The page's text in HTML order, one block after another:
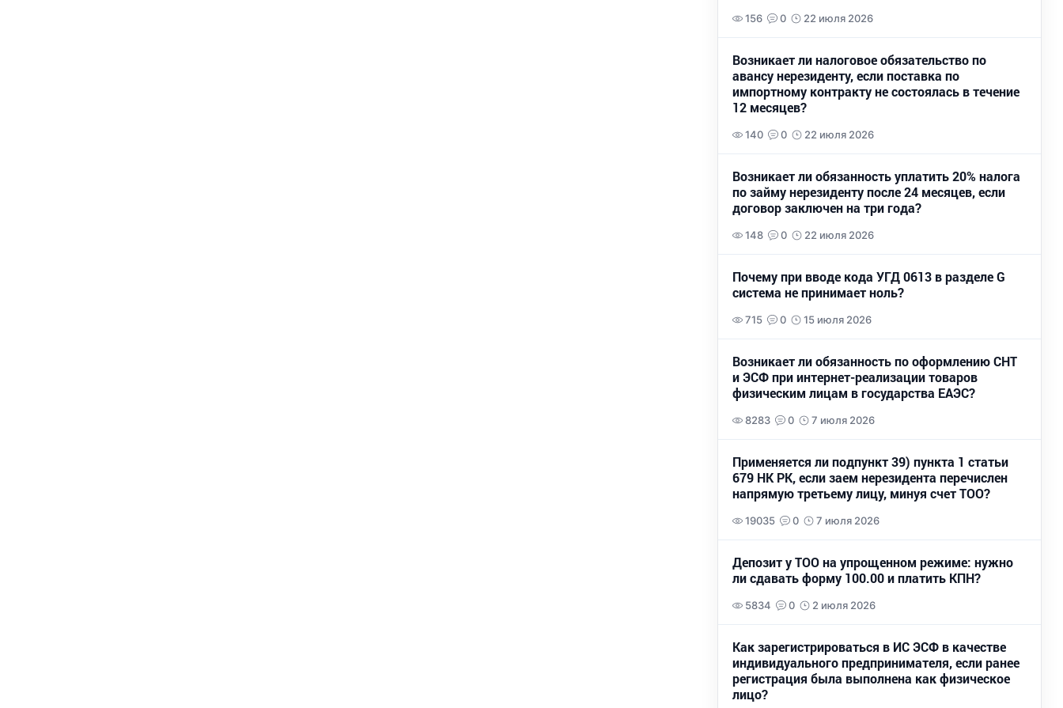
156 0 22 июля 2026
Возникает ли налоговое обязательство по
авансу нерезиденту, если поставка по
импортному контракту не состоялась в течение
12 месяцев?
140 0 22 июля 2026
Возникает ли обязанность уплатить 20% налога
по займу нерезиденту после 24 месяцев, если
договор заключен на три года?
148 0 22 июля 2026
Почему при вводе кода УГД 0613 в разделе G
система не принимает ноль?
715 0 15 июля 2026
Возникает ли обязанность по оформлению СНТ
и ЭСФ при интернет-реализации товаров
физическим лицам в государства ЕАЭС?
8283 0 7 июля 2026
Применяется ли подпункт 39) пункта 1 статьи
679 НК РК, если заем нерезидента перечислен
напрямую третьему лицу, минуя счет ТОО?
19035 0 7 июля 2026
Депозит у ТОО на упрощенном режиме: нужно
ли сдавать форму 100.00 и платить КПН?
5834 0 2 июля 2026
Как зарегистрироваться в ИС ЭСФ в качестве
индивидуального предпринимателя, если ранее
регистрация была выполнена как физическое
лицо?